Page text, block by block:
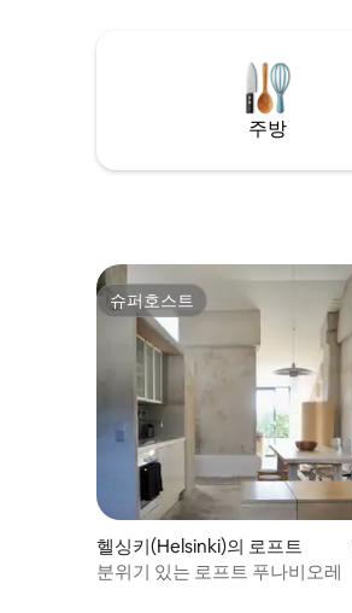
주방
슈퍼호스트
슈퍼호스트
헬싱키(Helsinki)의 로프트
분위기 있는 로프트 푸나비오레